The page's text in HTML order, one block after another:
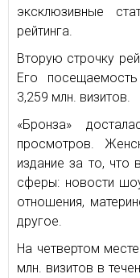
эксклюзивные
рейтинга.
Вторую строчку
Его
3,259 млн. визитов.
«Бронза»
просмотров.
издание за то, что
сферы: новости
отношения,
другое.
На четвертом
млн. визитов в